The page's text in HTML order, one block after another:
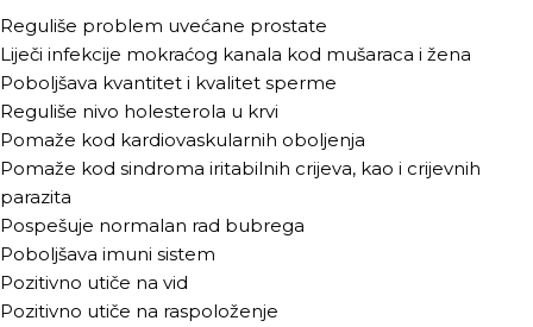
Reguliše problem uvećane prostate
Liječi infekcije mokraćog kanala kod mušaraca i žena
Poboljšava kvantitet i kvalitet sperme
Reguliše nivo holesterola u krvi
Pomaže kod kardiovaskularnih oboljenja
Pomaže kod sindroma iritabilnih crijeva, kao i crijevnih
parazita
Pospešuje normalan rad bubrega
Poboljšava imuni sistem
Pozitivno utiče na vid
Pozitivno utiče na raspoloženje